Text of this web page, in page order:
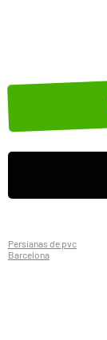
Persianas de pvc
Barcelona